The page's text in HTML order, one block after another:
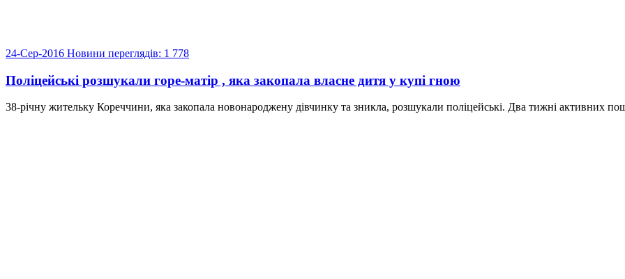
24-Сер-2016 Новини переглядів: 1 778
Поліцейські розшукали горе-матір , яка закопала власне дитя у купі гною
38-річну жительку Кореччини, яка закопала новонароджену дівчинку та зникла, розшукали поліцейські. Два тижні активних